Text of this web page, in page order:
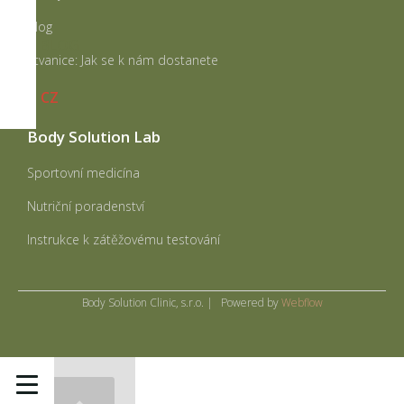
Blog
Štvanice: Jak se k nám dostanete
Body Solution Lab
Sportovní medicína
Nutriční poradenství
Instrukce k zátěžovému testování
Body Solution Clinic, s.r.o. | Powered byWebflow
CZ